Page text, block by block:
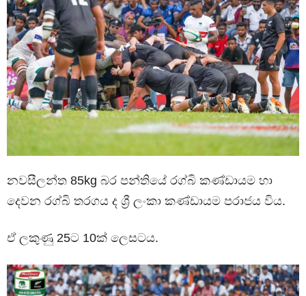
නවසීලන්ත 85kg බර පන්තියේ රග්බි කණ්ඩායම හා
දෙවන රග්බි තරගය ද ශ්‍රී ලංකා කණ්ඩායම පරාජය විය.
ඒ ලකුණු 25ට 10ක් ලෙසටය.